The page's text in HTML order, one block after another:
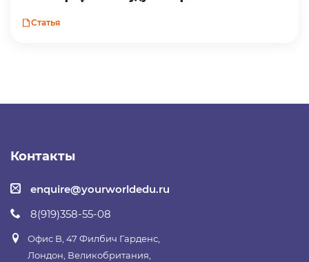
Статья
Контакты
enquire@yourworldedu.ru
8(919)358-55-08
Офис B, 47 Филбич Гарденс,
Лондон, Великобритания,